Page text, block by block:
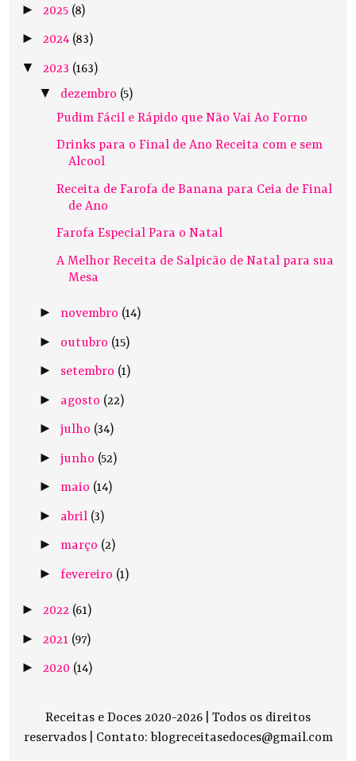
► 2025 (8)
►2024 (83)
▼ 2023 (163)
▼ dezembro (5)
Pudim Fácil e Rápido que Não Vai Ao Forno
Drinks para o Final de Ano Receita com e sem
Alcool
Receita de Farofa de Banana para Ceia de Final
de Ano
Farofa Especial Para o Natal
A Melhor Receita de Salpicão de Natal para sua
Mesa
► novembro (14)
► outubro (15)
► setembro (1)
► agosto (22)
► julho (34)
► junho (52)
► maio (14)
► abril (3)
► março (2)
► fevereiro (1)
►2022 (61)
► 2021 (97)
►2020 (14)
Receitas e Doces 2020-2026 | Todos os direitos
reservados | Contato: blogreceitasedoces@gmail.com